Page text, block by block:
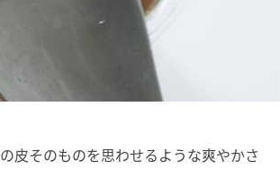
皮そのものを思わせるような爽やかさ